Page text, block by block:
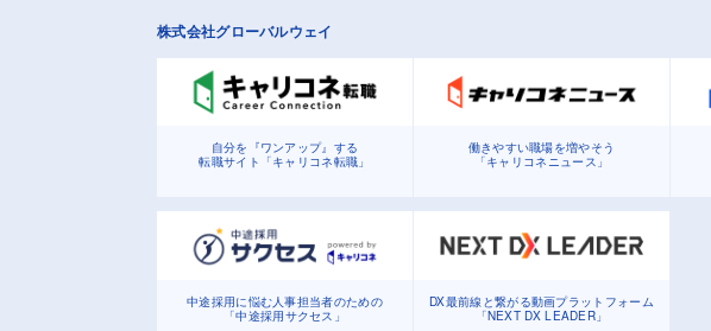
株式会社グローバルウェイ
自分を『ワンアップ』する
転職サイト「キャリコネ転職」
働きやすい職場を増やそう
「キャリコネニュース」
中途採用に悩む人事担当者のための
「中途採用サクセス」
DX最前線と繋がる動画プラットフォーム
「NEXT DX LEADER」